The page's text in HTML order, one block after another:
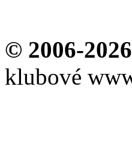
© 2006-2026
klubové